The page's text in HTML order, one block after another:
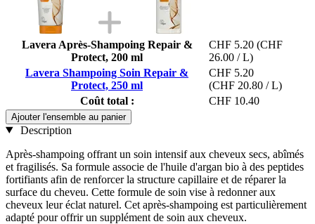
Lavera Après-Shampoing Repair &
Protect, 200 ml
CHF 5.20 (CHF
26.00 / L)
Lavera Shampoing Soin Repair &
Protect, 250 ml
CHF 5.20
(CHF 20.80 / L)
Coût total :
CHF 10.40
Ajouter l'ensemble au panier
Description
Après-shampoing offrant un soin intensif aux cheveux secs, abîmés
et fragilisés. Sa formule associe de l'huile d'argan bio à des peptides
fortifiants afin de renforcer la structure capillaire et de réparer la
surface du cheveu. Cette formule de soin vise à redonner aux
cheveux leur éclat naturel. Cet après-shampoing est particulièrement
adapté pour offrir un supplément de soin aux cheveux.